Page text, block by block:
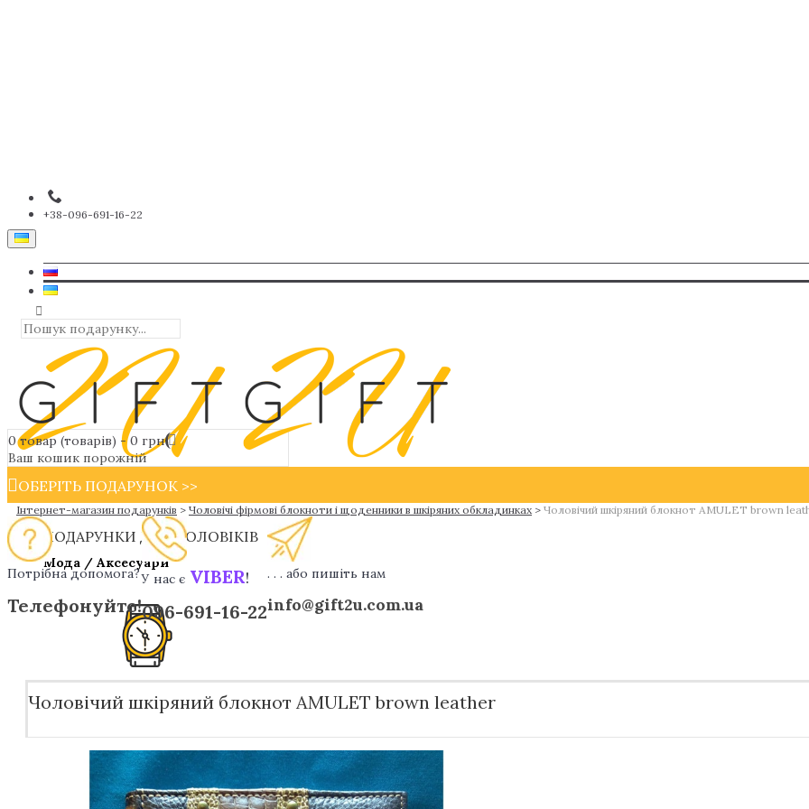
+38-096-691-16-22
0 товар (товарів) - 0 грн
Ваш кошик порожній
ОБЕРІТЬ ПОДАРУНОК >>
ПОДАРУНКИ ДЛЯ ЧОЛОВІКІВ
Мода / Аксесуари
Дизайнерськи ручки
Чоловічі наручні годинники
Інтернет-магазин подарунків > Чоловічі фірмові блокноти і щоденники в шкіряних обкладинках > Чоловічий шкіряний блокнот AMULET brown
Потрібна допомога?
Телефонуйте!
У нас є VIBER!
096-691-16-22
. . . або пишіть нам
info@gift2u.com.ua
Чоловічий шкіряний блокнот AMULET brown leather